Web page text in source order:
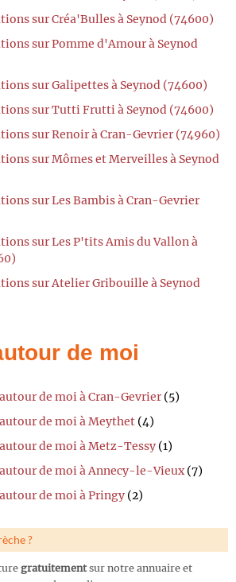
sur Créa'Bulles à Seynod (74600)
sur Pomme d'Amour à Seynod
sur Galipettes à Seynod (74600)
sur Tutti Frutti à Seynod (74600)
sur Renoir à Cran-Gevrier (74960)
sur Mômes et Merveilles à Seynod
sur Les Bambis à Cran-Gevrier
sur Les P'tits Amis du Vallon à
sur Atelier Gribouille à Seynod
de moi
de moi à Cran-Gevrier (5)
de moi à Meythet (4)
de moi à Metz-Tessy (1)
de moi à Annecy-le-Vieux(7)
de moi à Pringy (2)
?
gratuitementsur notre annuaire et